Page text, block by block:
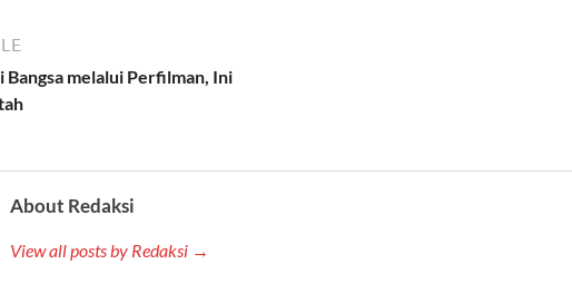
melalui Perfilman, Ini
About Redaksi
View all posts by Redaksi →